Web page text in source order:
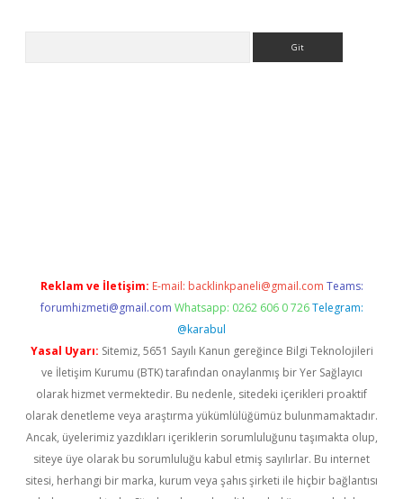
Reklam ve İletişim: E-mail: backlinkpaneli@gmail.com Teams:
forumhizmeti@gmail.com Whatsapp: 0262 606 0 726 Telegram:
@karabul
Yasal Uyarı: Sitemiz, 5651 Sayılı Kanun gereğince Bilgi Teknolojileri
ve İletişim Kurumu (BTK) tarafından onaylanmış bir Yer Sağlayıcı
olarak hizmet vermektedir. Bu nedenle, sitedeki içerikleri proaktif
olarak denetleme veya araştırma yükümlülüğümüz bulunmamaktadır.
Ancak, üyelerimiz yazdıkları içeriklerin sorumluluğunu taşımakta olup,
siteye üye olarak bu sorumluluğu kabul etmiş sayılırlar. Bu internet
sitesi, herhangi bir marka, kurum veya şahıs şirketi ile hiçbir bağlantısı